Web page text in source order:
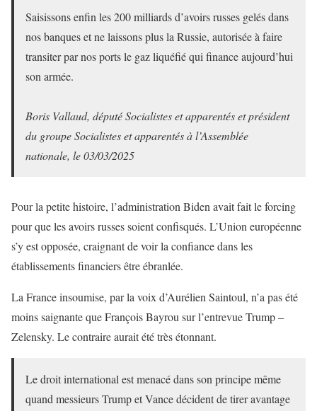
Saisissons enfin les 200 milliards d’avoirs russes gelés dans
nos banques et ne laissons plus la Russie, autorisée à faire
transiter par nos ports le gaz liquéfié qui finance aujourd’hui
son armée.
Boris Vallaud, député Socialistes et apparentés et président
du groupe Socialistes et apparentés à l’Assemblée
nationale, le 03/03/2025
Pour la petite histoire, l’administration Biden avait fait le forcing
pour que les avoirs russes soient confisqués. L’Union européenne
s’y est opposée, craignant de voir la confiance dans les
établissements financiers être ébranlée.
La France insoumise, par la voix d’Aurélien Saintoul, n’a pas été
moins saignante que François Bayrou sur l’entrevue Trump –
Zelensky. Le contraire aurait été très étonnant.
Le droit international est menacé dans son principe même
quand messieurs Trump et Vance décident de tirer avantage